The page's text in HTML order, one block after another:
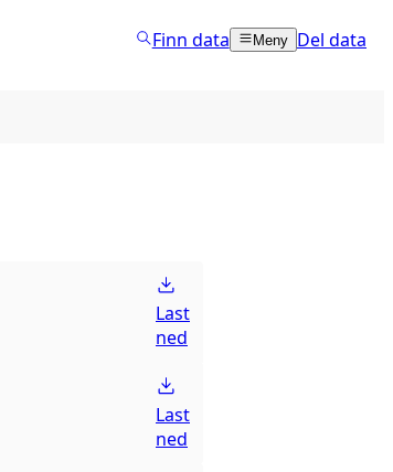
Finn data Meny Del data
Last
ned
Last
ned